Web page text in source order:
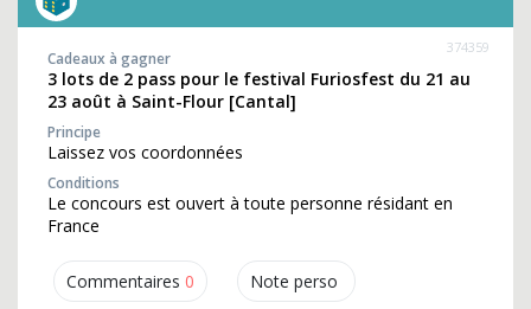
Commentaires 0 Note perso
374359
Cadeaux à gagner
3 lots de 2 pass pour le festival Furiosfest du 21 au
23 août à Saint-Flour [Cantal]
Principe
Laissez vos coordonnées
Conditions
Le concours est ouvert à toute personne résidant en
France